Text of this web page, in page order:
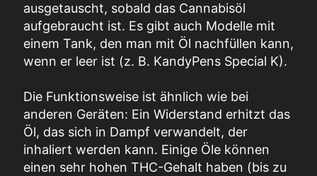
ausgetauscht, sobald das Cannabisöl
aufgebraucht ist. Es gibt auch Modelle mit
einem Tank, den man mit Öl nachfüllen kann,
wenn er leer ist (z. B. KandyPens Special K).
Die Funktionsweise ist ähnlich wie bei
anderen Geräten: Ein Widerstand erhitzt das
Öl, das sich in Dampf verwandelt, der
inhaliert werden kann. Einige Öle können
einen sehr hohen THC-Gehalt haben (bis zu